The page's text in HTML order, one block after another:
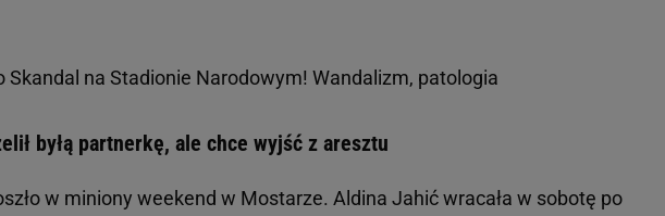
Skandal na Stadionie Narodowym! Wandalizm, patologia
byłą partnerkę, ale chce wyjść z aresztu
w miniony weekend w Mostarze. Aldina Jahić wracała w sobotę po